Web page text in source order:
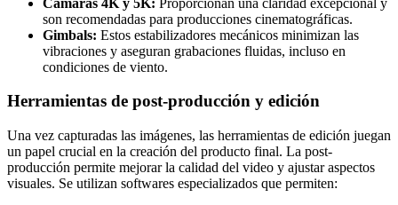
son recomendadas para producciones cinematográficas.
Gimbals: Estos estabilizadores mecánicos minimizan las
vibraciones y aseguran grabaciones fluidas, incluso en
condiciones de viento.
Herramientas de post-producción y edición
Una vez capturadas las imágenes, las herramientas de edición juegan
un papel crucial en la creación del producto final. La post-
producción permite mejorar la calidad del video y ajustar aspectos
visuales. Se utilizan softwares especializados que permiten: